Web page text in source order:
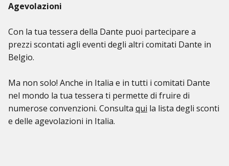
Agevolazioni
Con la tua tessera della Dante puoi partecipare a
prezzi scontati agli eventi degli altri comitati Dante in
Belgio.
Ma non solo! Anche in Italia e in tutti i comitati Dante
nel mondo la tua tessera ti permette di fruire di
numerose convenzioni. Consulta qui la lista degli sconti
e delle agevolazioni in Italia.